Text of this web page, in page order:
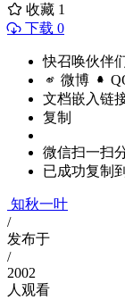
收藏 1
下载 0
快召唤伙伴
微博
文档嵌入链
复制
微信扫一扫
已成功复制
知秋一叶
/
发布于
/
2002
人观看